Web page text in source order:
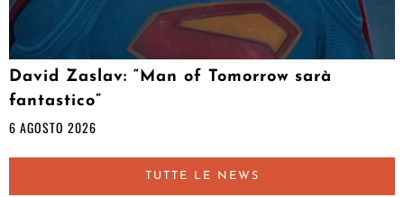
David Zaslav: “Man of Tomorrow sarà
fantastico”
6 AGOSTO 2026
TUTTE LE NEWS